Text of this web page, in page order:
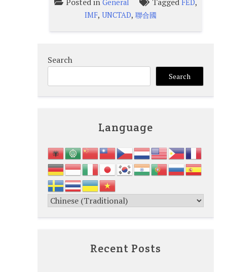
General FED
IMF,UNCTAD,聯合國
Search
Search
Language
Recent Posts